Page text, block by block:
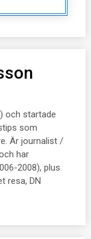
och startade
som
Är journalist /
har
2008), plus
resa, DN